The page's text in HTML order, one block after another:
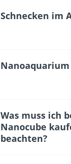
Schnecken im
Nanoaquarium
Was muss ich
Nanocube
beachten?